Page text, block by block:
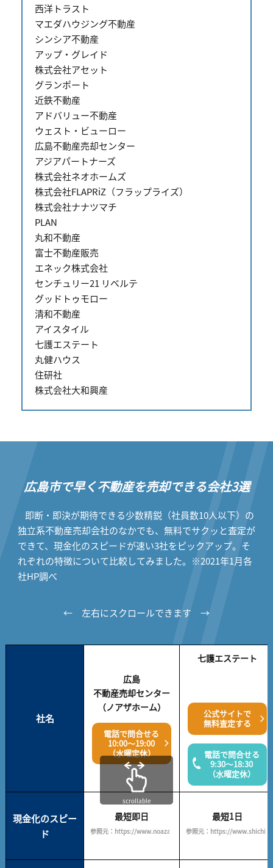
西洋トラスト
マエダハウジング不動産
シンシア不動産
アップ・グレイド
株式会社アセット
グランポート
近鉄不動産
アドバリュー不動産
ウェスト・ビューロー
広島不動産売却センター
アジアパートナーズ
株式会社ネオホームズ
株式会社FLAPRiZ（フラップライズ）
株式会社ナナツマチ
PLAN
丸和不動産
富士不動産販売
エネック株式会社
センチュリー21 リベルテ
グッドトゥモロー
清和不動産
アイスタイル
七護エステート
丸健ハウス
住研社
株式会社大和興産
広島市で早く不動産を売却できる会社3選
即断・即決が期待できる少数精鋭（社員数10人以下）の
独立系不動産売却会社のなかでも、無料でサクッと査定が
できて、現金化のスピードが速い3社をピックアップ。そ
れぞれの特徴について比較してみました。※2021年1月各
社HP調べ
← 左右にスクロールできます →
社名
広島
不動産売却センター
（ノアザホーム）
電話で問合せる
10:00～19:00
（水曜定休）
七護エステート
公式サイトで
無料査定する
電話で問合せる
9:30～18:30
（水曜定休）
現金化のスピー
ド
最短即日
参照元：https://www.noazahome.com/
最短1日
参照元：https://
scrollable